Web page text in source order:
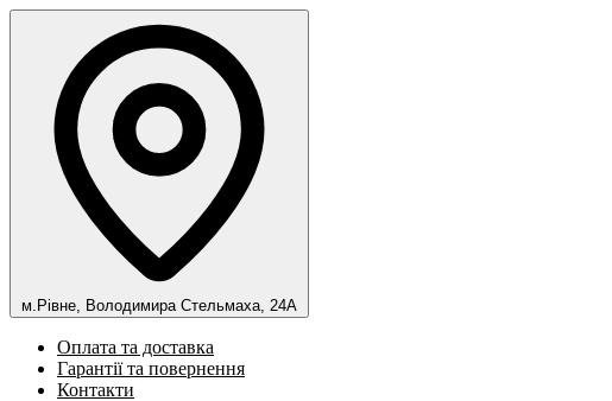
м.Рівне, Володимира Стельмаха, 24А
Оплата та доставка
Гарантії та повернення
Контакти